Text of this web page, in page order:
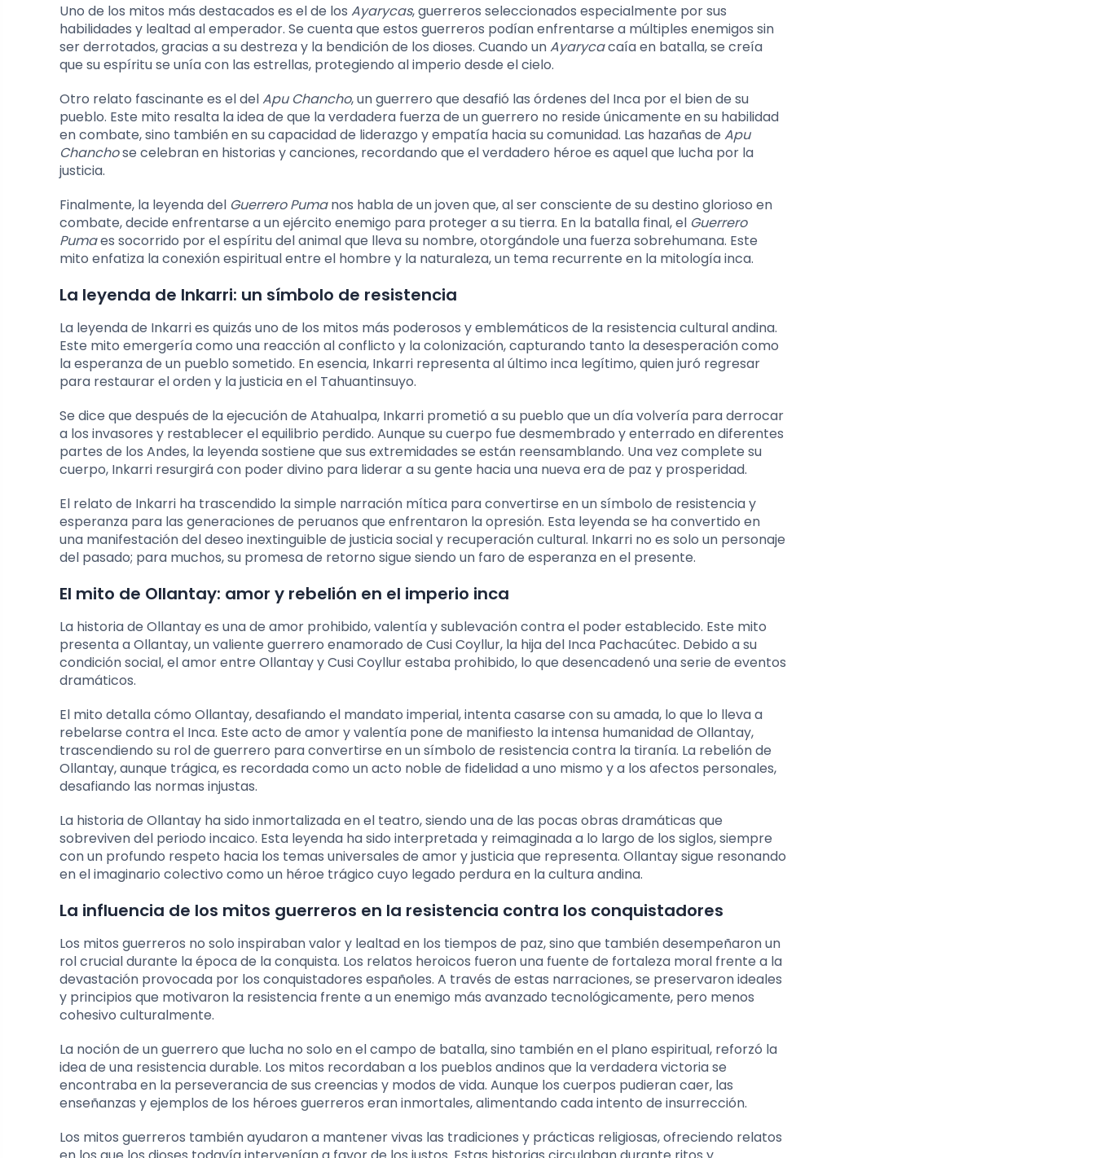
Uno de los mitos más destacados es el de los Ayarycas, guerreros seleccionados especialmente por sus
habilidades y lealtad al emperador. Se cuenta que estos guerreros podían enfrentarse a múltiples enemigos sin
ser derrotados, gracias a su destreza y la bendición de los dioses. Cuando unAyarycacaía en batalla, se creía
que su espíritu se unía con las estrellas, protegiendo al imperio desde el cielo.
Otro relato fascinante es el delApu Chancho, un guerrero que desafió las órdenes del Inca por el bien de su
pueblo. Este mito resalta la idea de que la verdadera fuerza de un guerrero no reside únicamente en su habilidad
en combate, sino también en su capacidad de liderazgo y empatía hacia su comunidad. Las hazañas de Apu
Chanchose celebran en historias y canciones, recordando que el verdadero héroe es aquel que lucha por la
justicia.
Finalmente, la leyenda del Guerrero Pumanos habla de un joven que, al ser consciente de su destino glorioso en
combate, decide enfrentarse a un ejército enemigo para proteger a su tierra. En la batalla final, el Guerrero
Pumaes socorrido por el espíritu del animal que lleva su nombre, otorgándole una fuerza sobrehumana. Este
mito enfatiza la conexión espiritual entre el hombre y la naturaleza, un tema recurrente en la mitología inca.
La leyenda de Inkarri: un símbolo de resistencia
La leyenda de Inkarri es quizás uno de los mitos más poderosos y emblemáticos de la resistencia cultural andina.
Este mito emergería como una reacción al conflicto y la colonización, capturando tanto la desesperación como
la esperanza de un pueblo sometido. En esencia, Inkarri representa al último inca legítimo, quien juró regresar
para restaurar el orden y la justicia en el Tahuantinsuyo.
Se dice que después de la ejecución de Atahualpa, Inkarri prometió a su pueblo que un día volvería para derrocar
a los invasores y restablecer el equilibrio perdido. Aunque su cuerpo fue desmembrado y enterrado en diferentes
partes de los Andes, la leyenda sostiene que sus extremidades se están reensamblando. Una vez complete su
cuerpo, Inkarri resurgirá con poder divino para liderar a su gente hacia una nueva era de paz y prosperidad.
El relato de Inkarri ha trascendido la simple narración mítica para convertirse en un símbolo de resistencia y
esperanza para las generaciones de peruanos que enfrentaron la opresión. Esta leyenda se ha convertido en
una manifestación del deseo inextinguible de justicia social y recuperación cultural. Inkarri no es solo un personaje
del pasado; para muchos, su promesa de retorno sigue siendo un faro de esperanza en el presente.
El mito de Ollantay: amor y rebelión en el imperio inca
La historia de Ollantay es una de amor prohibido, valentía y sublevación contra el poder establecido. Este mito
presenta a Ollantay, un valiente guerrero enamorado de Cusi Coyllur, la hija del Inca Pachacútec. Debido a su
condición social, el amor entre Ollantay y Cusi Coyllur estaba prohibido, lo que desencadenó una serie de eventos
dramáticos.
El mito detalla cómo Ollantay, desafiando el mandato imperial, intenta casarse con su amada, lo que lo lleva a
rebelarse contra el Inca. Este acto de amor y valentía pone de manifiesto la intensa humanidad de Ollantay,
trascendiendo su rol de guerrero para convertirse en un símbolo de resistencia contra la tiranía. La rebelión de
Ollantay, aunque trágica, es recordada como un acto noble de fidelidad a uno mismo y a los afectos personales,
desafiando las normas injustas.
La historia de Ollantay ha sido inmortalizada en el teatro, siendo una de las pocas obras dramáticas que
sobreviven del periodo incaico. Esta leyenda ha sido interpretada y reimaginada a lo largo de los siglos, siempre
con un profundo respeto hacia los temas universales de amor y justicia que representa. Ollantay sigue resonando
en el imaginario colectivo como un héroe trágico cuyo legado perdura en la cultura andina.
La influencia de los mitos guerreros en la resistencia contra los conquistadores
Los mitos guerreros no solo inspiraban valor y lealtad en los tiempos de paz, sino que también desempeñaron un
rol crucial durante la época de la conquista. Los relatos heroicos fueron una fuente de fortaleza moral frente a la
devastación provocada por los conquistadores españoles. A través de estas narraciones, se preservaron ideales
y principios que motivaron la resistencia frente a un enemigo más avanzado tecnológicamente, pero menos
cohesivo culturalmente.
La noción de un guerrero que lucha no solo en el campo de batalla, sino también en el plano espiritual, reforzó la
idea de una resistencia durable. Los mitos recordaban a los pueblos andinos que la verdadera victoria se
encontraba en la perseverancia de sus creencias y modos de vida. Aunque los cuerpos pudieran caer, las
enseñanzas y ejemplos de los héroes guerreros eran inmortales, alimentando cada intento de insurrección.
Los mitos guerreros también ayudaron a mantener vivas las tradiciones y prácticas religiosas, ofreciendo relatos